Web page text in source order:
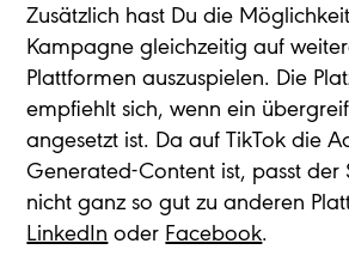
Zusätzlich hast Du die
Kampagne gleichzeitig auf
Plattformen auszuspielen. Die
empfiehlt sich, wenn ein
angesetzt ist. Da auf TikTok die
Generated-Content ist, passt der
nicht ganz so gut zu anderen
LinkedIn oder Facebook.